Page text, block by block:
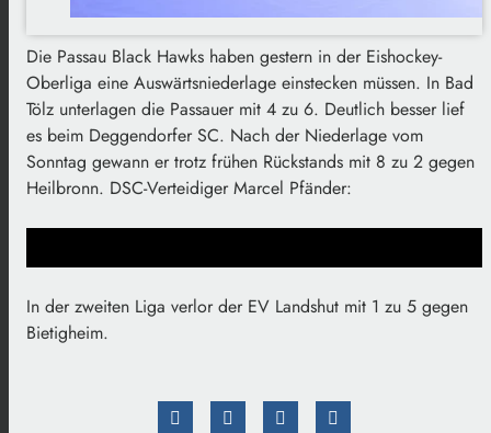
Die Passau Black Hawks haben gestern in der Eishockey-
Oberliga eine Auswärtsniederlage einstecken müssen. In Bad
Tölz unterlagen die Passauer mit 4 zu 6. Deutlich besser lief
es beim Deggendorfer SC. Nach der Niederlage vom
Sonntag gewann er trotz frühen Rückstands mit 8 zu 2 gegen
Heilbronn. DSC-Verteidiger Marcel Pfänder:
In der zweiten Liga verlor der EV Landshut mit 1 zu 5 gegen
Bietigheim.